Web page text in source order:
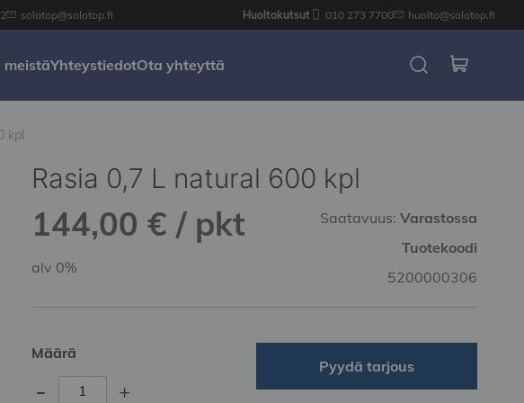
solotop@solotop.fi Huoltokutsut 010 273 7700 huolto@solotop.fi
meistäYhteystiedotOta yhteyttä
kpl
Rasia 0,7 L natural 600 kpl
144,00 € / pkt Saatavuus: Varastossa
Tuotekoodi
5200000306
alv 0%
Määrä
- +
Pyydä tarjous